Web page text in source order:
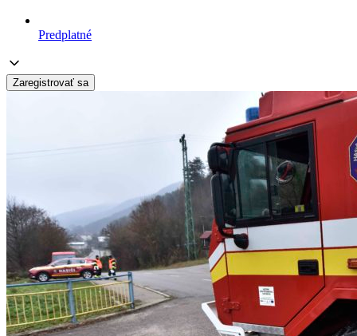
Predplatné
Zaregistrovať sa